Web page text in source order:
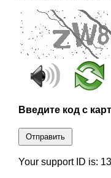
Введите код с
Отправить
Your support ID is: